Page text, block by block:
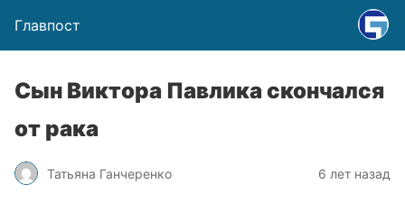
Главпост
Сын Виктора Павлика скончался
от рака
Татьяна Ганчеренко 6 лет назад